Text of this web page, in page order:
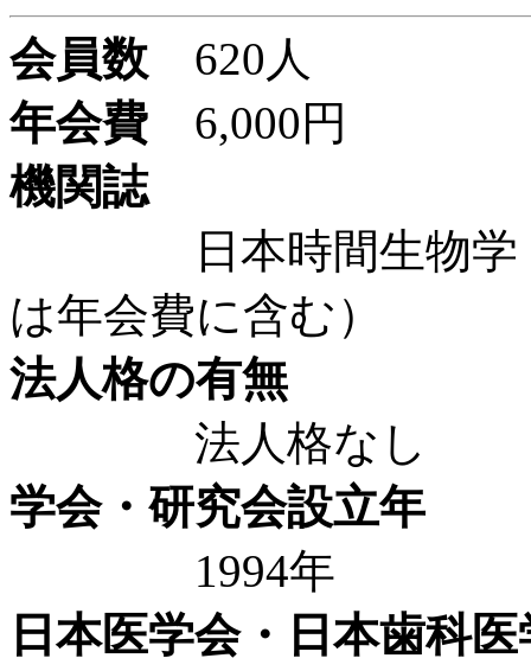
会員数 620人
年会費 6,000円
機関誌
日本時間生物学（
は年会費に含む）
法人格の有無
法人格なし
学会・研究会設立年
1994年
日本医学会・日本歯科